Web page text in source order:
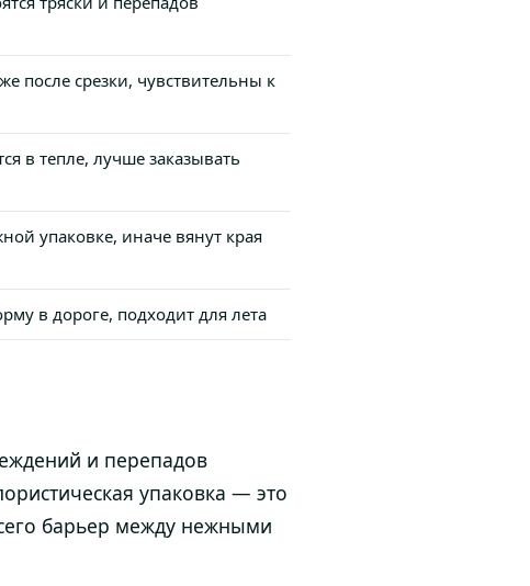
после срезки, чувствительны к
в тепле, лучше заказывать
упаковке, иначе вянут края
в дороге, подходит для лета
и перепадов
упаковка — это
барьер между нежными